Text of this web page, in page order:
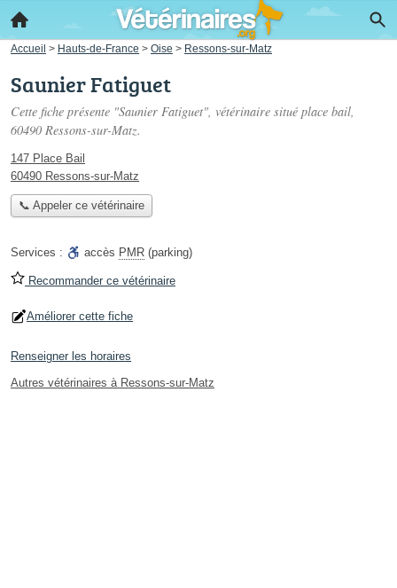
Accueil > Hauts-de-France > Oise > Ressons-sur-Matz
Saunier Fatiguet
Cette fiche présente "Saunier Fatiguet", vétérinaire situé place bail,
60490 Ressons-sur-Matz.
147 Place Bail
60490 Ressons-sur-Matz
📞 Appeler ce vétérinaire
Services : accès PMR (parking)
Recommander ce vétérinaire
Améliorer cette fiche
Renseigner les horaires
Autres vétérinaires à Ressons-sur-Matz